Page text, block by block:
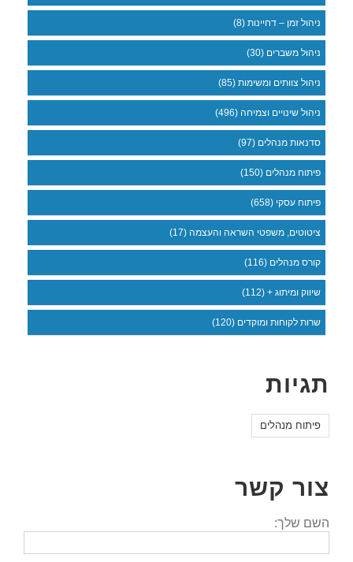
ניהול זמן – דחיינות (8)
ניהול משברים (30)
ניהול צוותים ומשימות (85)
ניהול שינויים וצמיחה (496)
סדנאות מנהלים (97)
פיתוח מנהלים (150)
פיתוח עסקי (658)
ציטוטים, משפטי השראה והעצמה (17)
קורס מנהלים (116)
שיווק ומיתוג + (112)
שרות לקוחות ומוקדים (120)
תגיות
פיתוח מנהלים
צור קשר
השם שלך: